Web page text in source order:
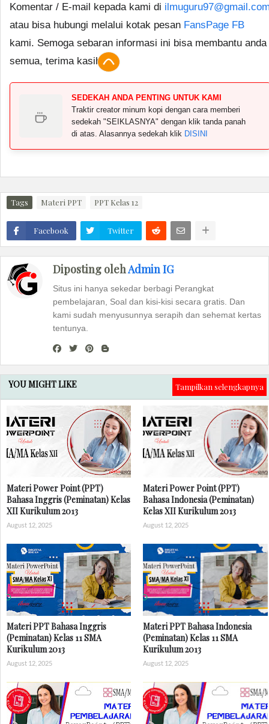
Komentar / E-mail kepada kami di
atau bisa hubungi melalui kotak pesan FansPage FB
kami. Semoga sebaran informasi ini bisa membantu anda
semua, terima kasih.
SEDEKAH ANDA PENTING UNTUK KAMI
Traktir creator minum kopi dengan cara memberi
sedekah "SEIKLASNYA" dengan klik tanda panah
di atas. Alasannya sedekah klik DISINI
Tags Materi PPT PPT Kelas 12
Facebook Twitter
Diposting olehAdmin IG
Situs ini hanya sekedar berbagi Perangkat
pembelajaran, Soal dan kisi-kisi secara gratis. Dan
kami sudah menyusunnya serapih dan sehemat kertas
tentunya.
YOU MIGHT LIKE Tampilkan selengkapnya
Materi Power Point (PPT)
Bahasa Inggris (Peminatan) Kelas
XII Kurikulum 2013
August 12, 2025
Materi Power Point (PPT)
Bahasa Indonesia (Peminatan)
Kelas XII Kurikulum 2013
August 12, 2025
Materi PPT Bahasa Inggris
(Peminatan) Kelas 11 SMA
Kurikulum 2013
August 12, 2025
Materi PPT Bahasa Indonesia
(Peminatan) Kelas 11 SMA
Kurikulum 2013
August 12, 2025